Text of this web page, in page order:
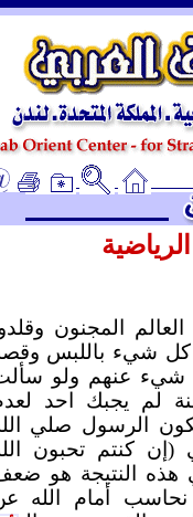
المجنون
كل شيء باللبس
كل شيء عنهم ولو
لم يجبك احد
الرسول صلي
(إن كنتم تحبون
هذه النتيجة هو
نحاسب أمام الله